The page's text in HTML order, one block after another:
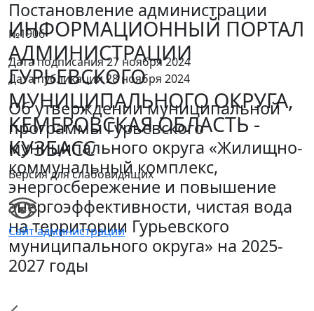
ИНФОРМАЦИОННЫЙ ПОРТАЛ
АДМИНИСТРАЦИИ
ГУРЬЕВСКОГО
МУНИЦИПАЛЬНОГО ОКРУГА,
КЕМЕРОВСКАЯ ОБЛАСТЬ -
КУЗБАСС
Версия для слабовидящих
Сайт администрации
Постановление администрации
№1906
Дата подписания 27 ноября 2024
Дата публикации 28 ноября 2024
Об утверждении муниципальной
программы Гурьевского
муниципального округа «Жилищно-
коммунальный комплекс,
энергосбережение и повышение
энергоэффективности, чистая вода
на территории Гурьевского
муниципального округа» на 2025-
2027 годы